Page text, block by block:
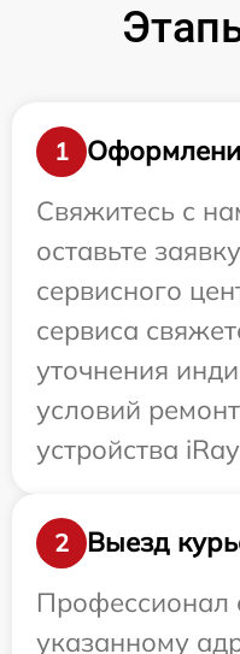
1
Свяжитесь с
оставьте
сервисного
сервиса
уточнения
условий
устройства
2
Выезд
Профессионал
указанному